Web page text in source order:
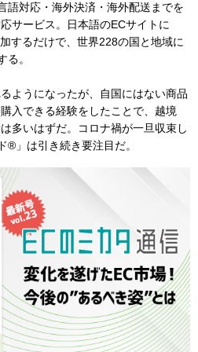
語対応・海外決済・海外配送までを
サービス。日本語のECサイトに
するだけで、世界228の国と地域に
る。
ようになったが、自国にはない商品
入できる経験をしたことで、越境
多いはずだ。コロナ禍が一旦収束し
®︎」は引き続き要注目だ。